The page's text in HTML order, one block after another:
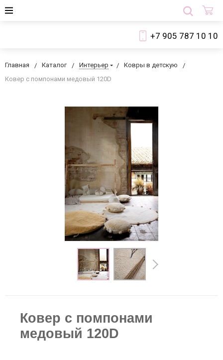
+7 905 787 10 10
Главная Каталог Интерьер
Ковры в детскую
Ковер с помпонами медовый 120D
Ковер с помпонами
медовый 120D